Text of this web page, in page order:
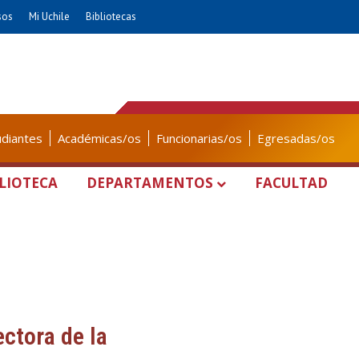
Mi Uchile Bibliotecas
Académicas/os Funcionarias/os Egresadas/os
DEPARTAMENTOS FACULTAD
de la